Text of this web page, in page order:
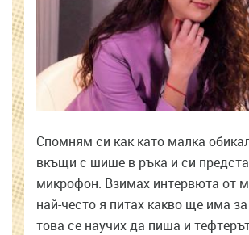
Спомням си как като малка
вкъщи с шише в ръка и си
микрофон. Взимах интервюта от
най-често я питах какво ще има
това се научих да пиша и